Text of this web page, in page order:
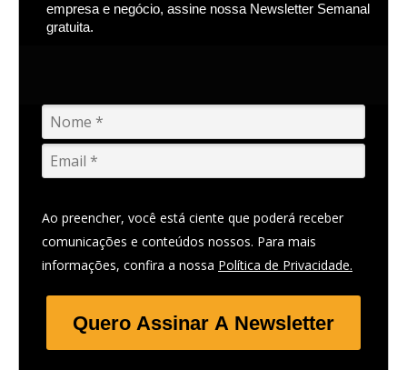
empresa e negócio, assine nossa Newsletter Semanal
gratuita.
Ao preencher, você está ciente que poderá receber
comunicações e conteúdos nossos. Para mais
informações, confira a nossa Política de Privacidade.
Quero Assinar A Newsletter